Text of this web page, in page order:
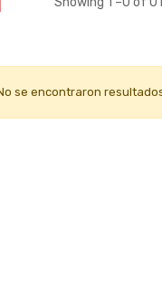
se encontraron